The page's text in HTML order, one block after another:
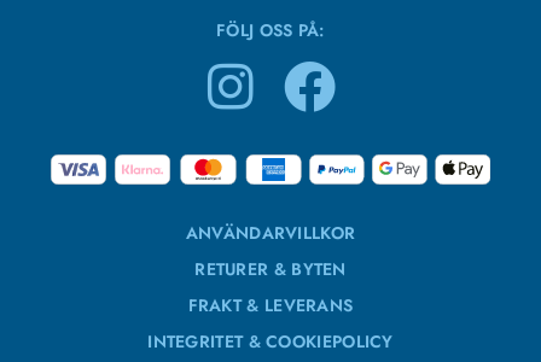
FÖLJ OSS PÅ:
ANVÄNDARVILLKOR
RETURER & BYTEN
FRAKT & LEVERANS
INTEGRITET & COOKIEPOLICY